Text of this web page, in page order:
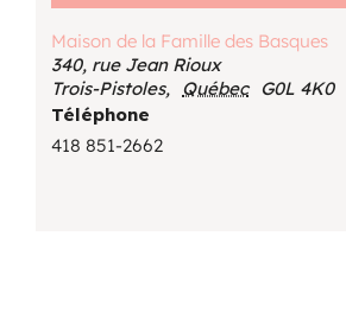
Maison de la Famille des Basques
340, rue Jean Rioux
Trois-Pistoles, Québec G0L 4K0
Téléphone
418 851-2662